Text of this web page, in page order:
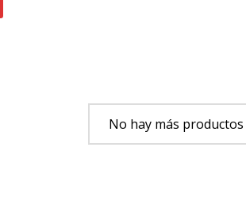
No hay más